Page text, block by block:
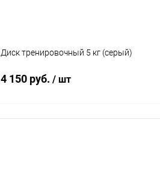
Диск тренировочный 5 кг (серый)
4 150 руб. / шт